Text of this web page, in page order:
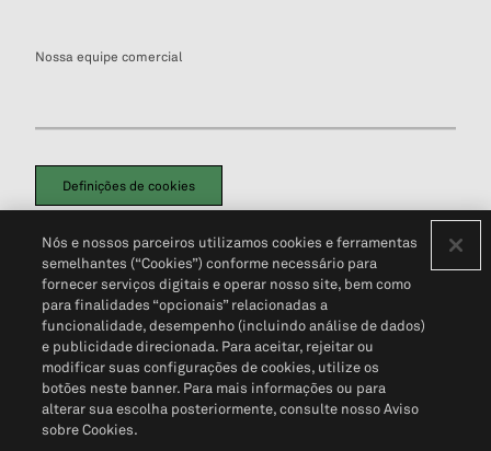
Nossa equipe comercial
Definições de cookies
Política de PrivacidadePortal de privacidade do cliente (em inglês)
Não Venda Minhas Informações Pessoais© 2026 S&P Global
Nós e nossos parceiros utilizamos cookies e ferramentas
semelhantes (“Cookies”) conforme necessário para
fornecer serviços digitais e operar nosso site, bem como
para finalidades “opcionais” relacionadas a
funcionalidade, desempenho (incluindo análise de dados)
e publicidade direcionada. Para aceitar, rejeitar ou
modificar suas configurações de cookies, utilize os
botões neste banner. Para mais informações ou para
alterar sua escolha posteriormente, consulte nosso Aviso
sobre Cookies.